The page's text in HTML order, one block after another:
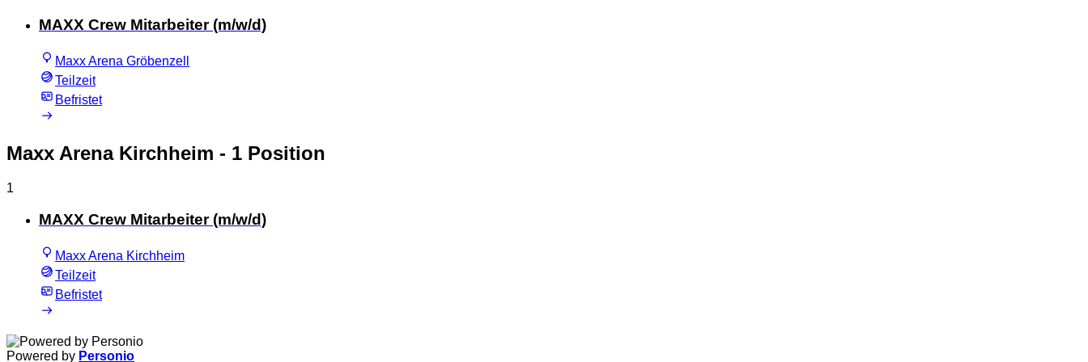
MAXX Crew Mitarbeiter (m/w/d)
Maxx Arena Gröbenzell
Teilzeit
Befristet
Maxx Arena Kirchheim - 1 Position
1
MAXX Crew Mitarbeiter (m/w/d)
Maxx Arena Kirchheim
Teilzeit
Befristet
Powered by Personio